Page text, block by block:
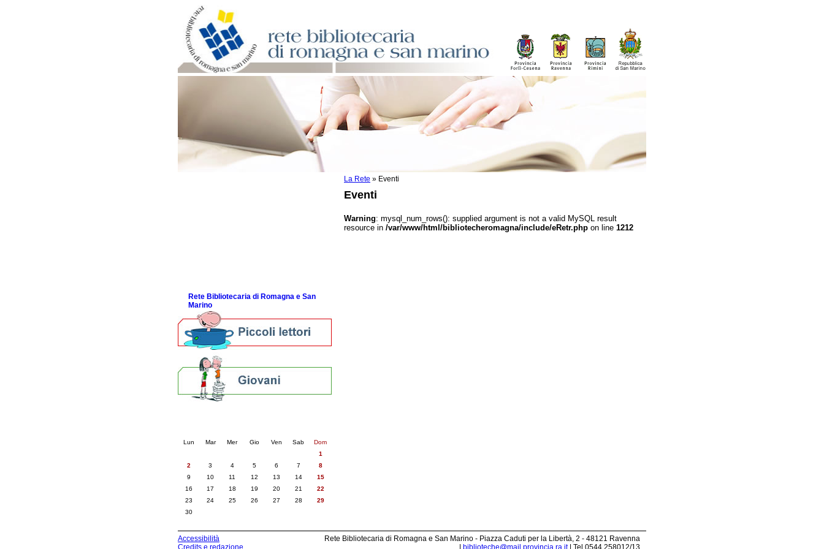
La Rete » Eventi
Eventi
Warning: mysql_num_rows(): supplied argument is not a valid MySQL result
resource in /var/www/html/bibliotecheromagna/include/eRetr.php on line 1212
Rete Bibliotecaria di Romagna e San
Marino
Lun Mar Mer Gio Ven Sab
Dom
1
2
3 4 5 6 7
8
9
10 11 12 13 14
15
16
17 18 19 20 21
22
23
24 25 26 27 28
29
30
Accessibilità
Credits e redazione
Rete Bibliotecaria di Romagna e San Marino - Piazza Caduti per la Libertà, 2 - 48121 Ravenna
biblioteche@mail.provincia.ra.it| Tel 0544.258012/13